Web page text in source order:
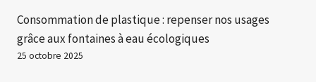
Consommation de plastique : repenser nos usages
grâce aux fontaines à eau écologiques
25 octobre 2025